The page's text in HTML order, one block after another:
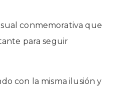
conmemorativa que
para seguir
con la misma ilusión y